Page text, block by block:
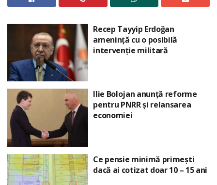
Recep Tayyip Erdoğan
amenință cu o posibilă
intervenție militară
Ilie Bolojan anunță reforme
pentru PNRR și relansarea
economiei
Ce pensie minimă primești
dacă ai cotizat doar 10 – 15 ani